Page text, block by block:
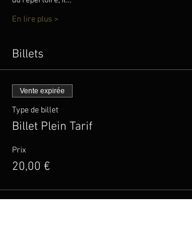
En lire plus >
Billets
Vente expirée
Type de billet
Billet Plein Tarif
Prix
20,00 €